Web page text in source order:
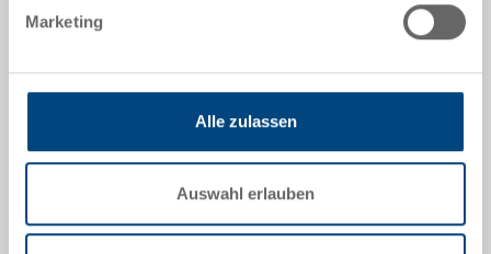
Marketing
Alle zulassen
Auswahl erlauben
Angebot anfordern
Technische Daten
Der Stapelbehälter RAKO ist dank seiner